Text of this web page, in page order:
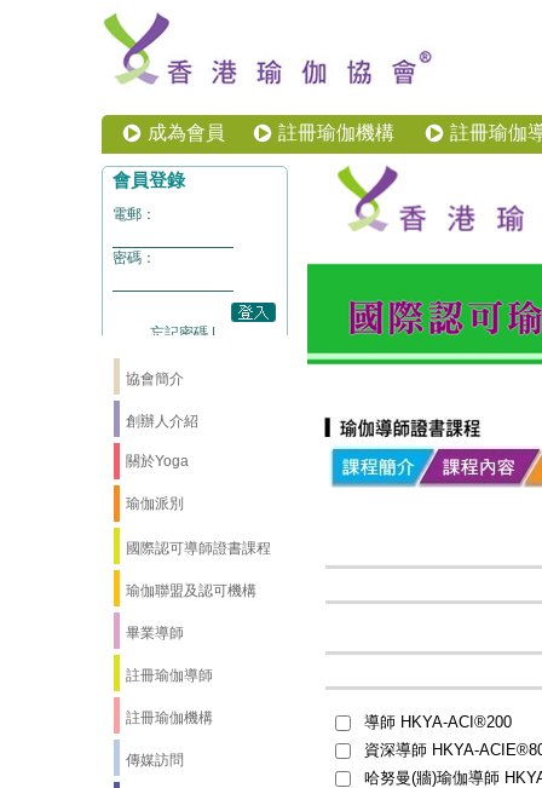
成為會員 註冊瑜伽機構 註冊瑜伽
協會簡介
創辦人介紹
關於Yoga
瑜伽派別
國際認可導師證書課程
瑜伽聯盟及認可機構
畢業導師
註冊瑜伽導師
註冊瑜伽機構
傳媒訪問
導師 HKYA-ACI®200
資深導師 HKYA-
哈努曼(牆)瑜伽導師